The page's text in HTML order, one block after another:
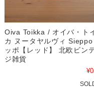
Oiva Toikka / オイバ・ト
カ ヌータヤルヴィ Sieppo
ッポ【レッド】 北欧ビン
ジ雑貨
¥0